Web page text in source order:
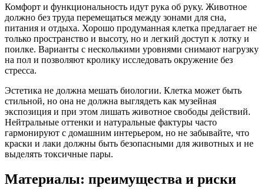
Комфорт и функциональность идут рука об руку. Животное
должно без труда перемещаться между зонами для сна,
питания и отдыха. Хорошо продуманная клетка предлагает не
только пространство и высоту, но и легкий доступ к лотку и
поилке. Варианты с несколькими уровнями снимают нагрузку
на пол и позволяют кролику исследовать окружение без
стресса.
Эстетика не должна мешать биологии. Клетка может быть
стильной, но она не должна выглядеть как музейная
экспозиция и при этом лишать животное свободы действий.
Нейтральные оттенки и натуральные фактуры часто
гармонируют с домашним интерьером, но не забывайте, что
краски и лаки должны быть безопасными для животных и не
выделять токсичные пары.
Материалы: преимущества и риски